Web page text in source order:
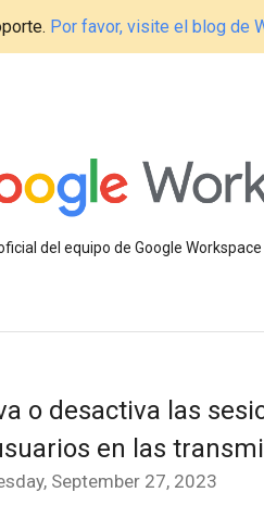
Por favor, visite el blog de
del equipo de Google
o desactiva las
en las
September 27, 2023